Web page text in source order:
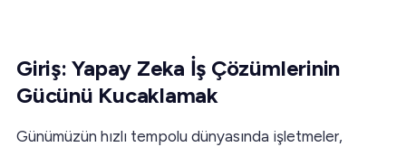
Giriş: Yapay Zeka İş Çözümlerinin
Gücünü Kucaklamak
Günümüzün hızlı tempolu dünyasında işletmeler,